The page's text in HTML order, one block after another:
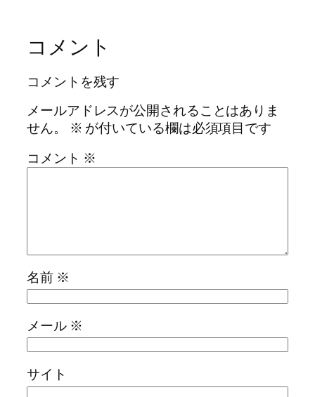
コメント
コメントを残す
メールアドレスが公開されることはありま
せん。
※ が付いている欄は必須項目です
コメント ※
名前 ※
メール ※
サイト